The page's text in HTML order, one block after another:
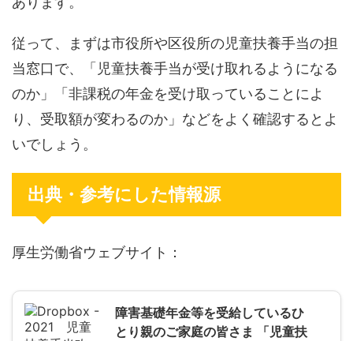
従って、まずは市役所や区役所の児童扶養手当の担
当窓口で、「児童扶養手当が受け取れるようになる
のか」「非課税の年金を受け取っていることによ
り、受取額が変わるのか」などをよく確認するとよ
いでしょう。
出典・参考にした情報源
厚生労働省ウェブサイト：
障害基礎年金等を受給しているひ
とり親のご家庭の皆さま 「児童扶